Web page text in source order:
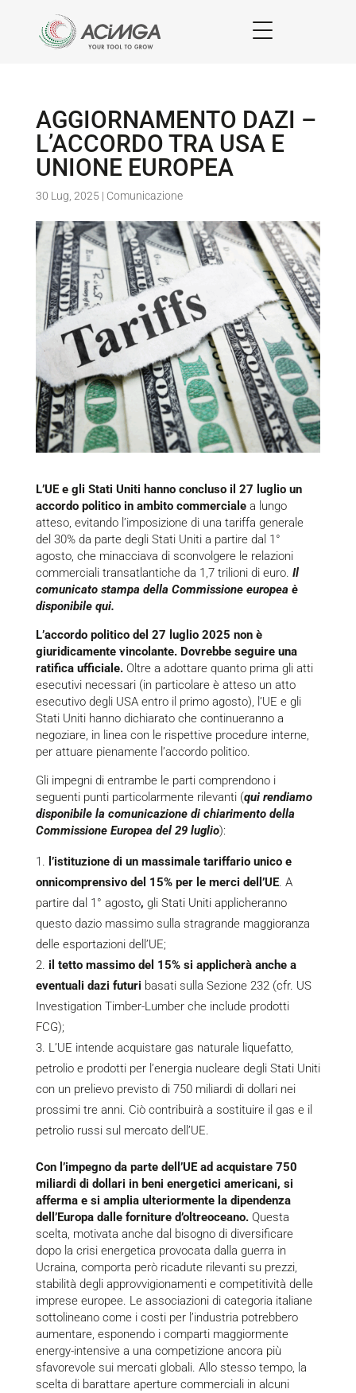
AGGIORNAMENTO DAZI –
L’ACCORDO TRA USA E
UNIONE EUROPEA
30 Lug, 2025 | Comunicazione
L’UE e gli Stati Uniti hanno concluso il 27 luglio un
accordo politico in ambito commercialea lungo
atteso, evitando l’imposizione di una tariffa generale
del 30% da parte degli Stati Uniti a partire dal 1°
agosto, che minacciava di sconvolgere le relazioni
commerciali transatlantiche da 1,7 trilioni di euro. Il
comunicato stampa della Commissione europea è
disponibile qui.
L’accordo politico del 27 luglio 2025 non è
giuridicamente vincolante. Dovrebbe seguire una
ratifica ufficiale.Oltre a adottare quanto prima gli atti
esecutivi necessari (in particolare è atteso un atto
esecutivo degli USA entro il primo agosto), l’UE e gli
Stati Uniti hanno dichiarato che continueranno a
negoziare, in linea con le rispettive procedure interne,
per attuare pienamente l’accordo politico.
Gli impegni di entrambe le parti comprendono i
seguenti punti particolarmente rilevanti (qui rendiamo
disponibile la comunicazione di chiarimento della
Commissione Europea del 29 luglio):
l’istituzione di un massimale tariffario unico e
onnicomprensivo del 15% per le merci dell’UE. A
partire dal 1° agosto, gli Stati Uniti applicheranno
questo dazio massimo sulla stragrande maggioranza
delle esportazioni dell’UE;
il tetto massimo del 15% si applicherà anche a
eventuali dazi futuri basati sulla Sezione 232 (cfr. US
Investigation Timber-Lumber che include prodotti
FCG);
L’UE intende acquistare gas naturale liquefatto,
petrolio e prodotti per l’energia nucleare degli Stati Uniti
con un prelievo previsto di 750 miliardi di dollari nei
prossimi tre anni. Ciò contribuirà a sostituire il gas e il
petrolio russi sul mercato dell’UE.
Con l’impegno da parte dell’UE ad acquistare 750
miliardi di dollari in beni energetici americani, si
afferma e si amplia ulteriormente la dipendenza
dell’Europa dalle forniture d’oltreoceano.Questa
scelta, motivata anche dal bisogno di diversificare
dopo la crisi energetica provocata dalla guerra in
Ucraina, comporta però ricadute rilevanti su prezzi,
stabilità degli approvvigionamenti e competitività delle
imprese europee. Le associazioni di categoria italiane
sottolineano come i costi per l’industria potrebbero
aumentare, esponendo i comparti maggiormente
energy-intensive a una competizione ancora più
sfavorevole sui mercati globali. Allo stesso tempo, la
scelta di barattare aperture commerciali in alcuni